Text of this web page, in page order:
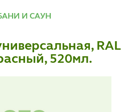
И САУН
RAL
520мл.